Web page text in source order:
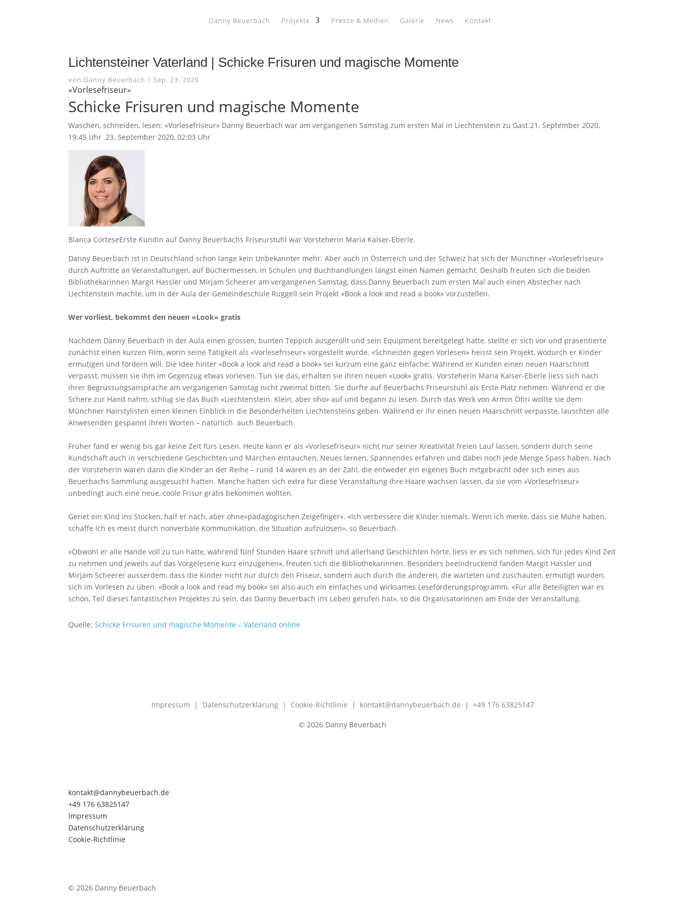
Danny Beuerbach Projekte Presse & Medien Galerie News Kontakt
Lichtensteiner Vaterland | Schicke Frisuren und magische Momente
von Danny Beuerbach | Sep. 23, 2020
«Vorlesefriseur»
Schicke Frisuren und magische Momente
Waschen, schneiden, lesen: «Vorlesefriseur» Danny Beuerbach war am vergangenen Samstag zum ersten Mal in Liechtenstein zu Gast.21. September 2020,
19:45 Uhr 23. September 2020, 02:03 Uhr
Bianca CorteseErste Kundin auf Danny Beuerbachs Friseurstuhl war Vorsteherin Maria Kaiser-Eberle.
Danny Beuerbach ist in Deutschland schon lange kein Unbekannter mehr. Aber auch in Österreich und der Schweiz hat sich der Münchner «Vorlesefriseur»
durch Auftritte an Veranstaltungen, auf Büchermessen, in Schulen und Buchhandlungen längst einen Namen gemacht. Deshalb freuten sich die beiden
Bibliothekarinnen Margit Hassler und Mirjam Scheerer am vergangenen Samstag, dass Danny Beuerbach zum ersten Mal auch einen Abstecher nach
Liechtenstein machte, um in der Aula der Gemeindeschule Ruggell sein Projekt «Book a look and read a book» vorzustellen.
Wer vorliest, bekommt den neuen «Look» gratis
Nachdem Danny Beuerbach in der Aula einen grossen, bunten Teppich ausgerollt und sein Equipment bereitgelegt hatte, stellte er sich vor und präsentierte
zunächst einen kurzen Film, worin seine Tätigkeit als «Vorlesefriseur» vorgestellt wurde. «Schneiden gegen Vorlesen» heisst sein Projekt, wodurch er Kinder
ermutigen und fördern will. Die Idee hinter «Book a look and read a book» sei kurzum eine ganz einfache: Während er Kunden einen neuen Haarschnitt
verpasst, müssen sie ihm im Gegenzug etwas vorlesen. Tun sie das, erhalten sie ihren neuen «Look» gratis. Vorsteherin Maria Kaiser-Eberle liess sich nach
ihrer Begrüssungsansprache am vergangenen Samstag nicht zweimal bitten. Sie durfte auf Beuerbachs Friseurstuhl als Erste Platz nehmen. Während er die
Schere zur Hand nahm, schlug sie das Buch «Liechtenstein. Klein, aber oho» auf und begann zu lesen. Durch das Werk von Armin Öhri wollte sie dem
Münchner Hairstylisten einen kleinen Einblick in die Besonderheiten Liechtensteins geben. Während er ihr einen neuen Haarschnitt verpasste, lauschten alle
Anwesenden gespannt ihren Worten – natürlich auch Beuerbach.
Früher fand er wenig bis gar keine Zeit fürs Lesen. Heute kann er als «Vorlesefriseur» nicht nur seiner Kreativität freien Lauf lassen, sondern durch seine
Kundschaft auch in verschiedene Geschichten und Märchen eintauchen, Neues lernen, Spannendes erfahren und dabei noch jede Menge Spass haben. Nach
der Vorsteherin waren dann die Kinder an der Reihe – rund 14 waren es an der Zahl, die entweder ein eigenes Buch mitgebracht oder sich eines aus
Beuerbachs Sammlung ausgesucht hatten. Manche hatten sich extra für diese Veranstaltung ihre Haare wachsen lassen, da sie vom «Vorlesefriseur»
unbedingt auch eine neue, coole Frisur gratis bekommen wollten.
Geriet ein Kind ins Stocken, half er nach, aber ohne«pädagogischen Zeigefinger». «Ich verbessere die Kinder niemals. Wenn ich merke, dass sie Mühe haben,
schaffe ich es meist durch nonverbale Kommunikation, die Situation aufzulösen», so Beuerbach.
«Obwohl er alle Hände voll zu tun hatte, während fünf Stunden Haare schnitt und allerhand Geschichten hörte, liess er es sich nehmen, sich für jedes Kind Zeit
zu nehmen und jeweils auf das Vorgelesene kurz einzugehen», freuten sich die Bibliothekarinnen. Besonders beeindruckend fanden Margit Hassler und
Mirjam Scheerer ausserdem, dass die Kinder nicht nur durch den Friseur, sondern auch durch die anderen, die warteten und zuschauten, ermutigt wurden,
sich im Vorlesen zu üben. «Book a look and read my book» sei also auch ein einfaches und wirksames Leseförderungsprogramm. «Für alle Beteiligten war es
schön, Teil dieses fantastischen Projektes zu sein, das Danny Beuerbach ins Leben gerufen hat», so die Organisatorinnen am Ende der Veranstaltung.
Quelle:Schicke Frisuren und magische Momente – Vaterland online
Impressum | Datenschutzerklärung| Cookie-Richtlinie | kontakt@dannybeuerbach.de | +49 176 63825147
© 2026 Danny Beuerbach
kontakt@dannybeuerbach.de
+49 176 63825147
Impressum
Datenschutzerklärung
Cookie-Richtlinie
©2026 Danny Beuerbach